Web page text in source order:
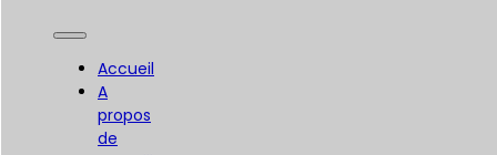
Accueil
A
propos
de